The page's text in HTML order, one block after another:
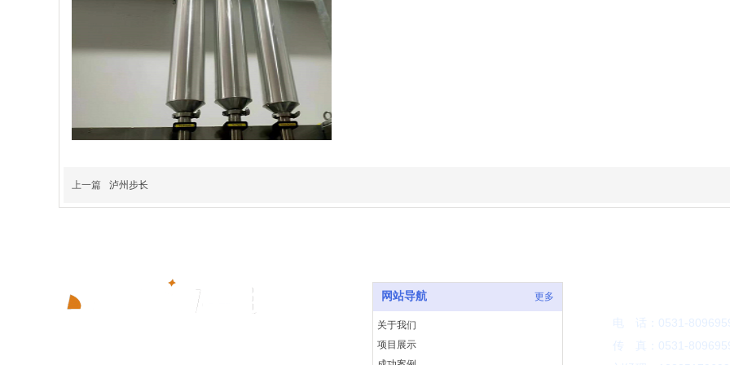
上一篇 泸州步长
网站导航 更多
关于我们
项目展示
电 话：0531-
传 真：0531-